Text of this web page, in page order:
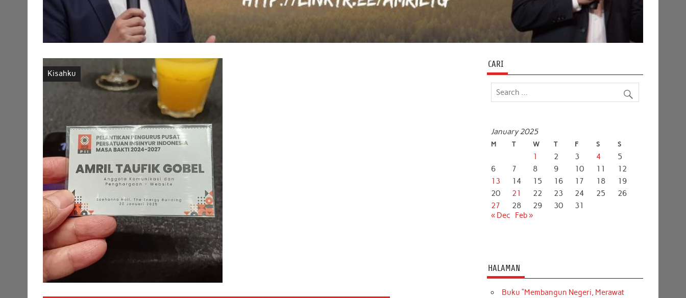
Kisahku
CARI
January 2025
M T W T F S S
1 2 3 4
5
6
7 8 9 10 11
12
13
14 15 16 17 18
19
20
21 22 23 24 25
26
27
28 29 30
31
« Dec
Feb »
HALAMAN
Buku “Membangun Negeri, Merawat